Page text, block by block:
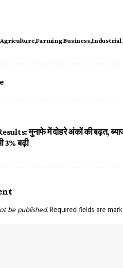
Agriculture Farming Business Industrial
मुनाफे में दोहरे अंकों की बढ़त,
3% बढ़ी
be published.Required fields are